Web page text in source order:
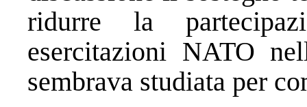
ridurre la
esercitazioni NATO
sembrava studiata per